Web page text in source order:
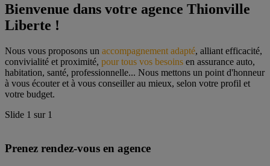
Bienvenue dans votre agence Thionville
Liberte !
Nous vous proposons un accompagnement adapté, alliant efficacité,
convivialité et proximité, pour tous vos besoins en assurance auto,
habitation, santé, professionnelle... Nous mettons un point d'honneur
à vous écouter et à vous conseiller au mieux, selon votre profil et
votre budget.
Slide 1 sur 1
Prenez rendez-vous en agence